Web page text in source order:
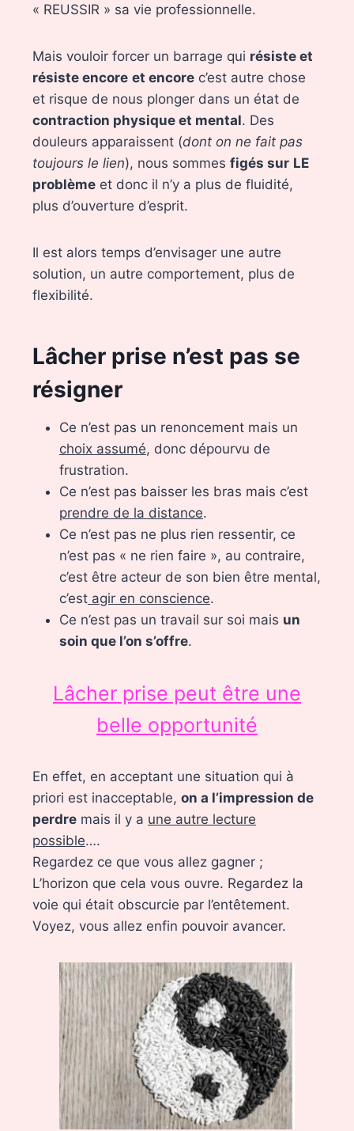
« REUSSIR » sa vie professionnelle.
Mais vouloir forcer un barrage qui résiste et
résiste encore et encorec’est autre chose
et risque de nous plonger dans un état de
contraction physique et mental. Des
douleurs apparaissent (dont on ne fait pas
toujours le lien), nous sommes figés sur LE
problèmeet donc il n’y a plus de fluidité,
plus d’ouverture d’esprit.
Il est alors temps d’envisager une autre
solution, un autre comportement, plus de
flexibilité.
Lâcher prise n’est pas se
résigner
Ce n’est pas un renoncement mais un
choix assumé, donc dépourvu de
frustration.
Ce n’est pas baisser les bras mais c’est
prendre de la distance.
Ce n’est pas ne plus rien ressentir, ce
n’est pas « ne rien faire », au contraire,
c’est être acteur de son bien être mental,
c’estagir en conscience.
Ce n’est pas un travail sur soi mais un
soin que l’on s’offre.
Lâcher prise peut être une
belle opportunité
En effet, en acceptant une situation qui à
priori est inacceptable, on a l’impression de
perdremais il y a une autre lecture
possible….
Regardez ce que vous allez gagner ;
L’horizon que cela vous ouvre. Regardez la
voie qui était obscurcie par l’entêtement.
Voyez, vous allez enfin pouvoir avancer.